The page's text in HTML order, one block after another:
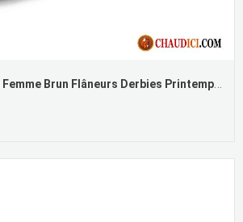
Mocassin En Daim Femme Brun Flâneurs Derbies Printemps Femme Grande Taille